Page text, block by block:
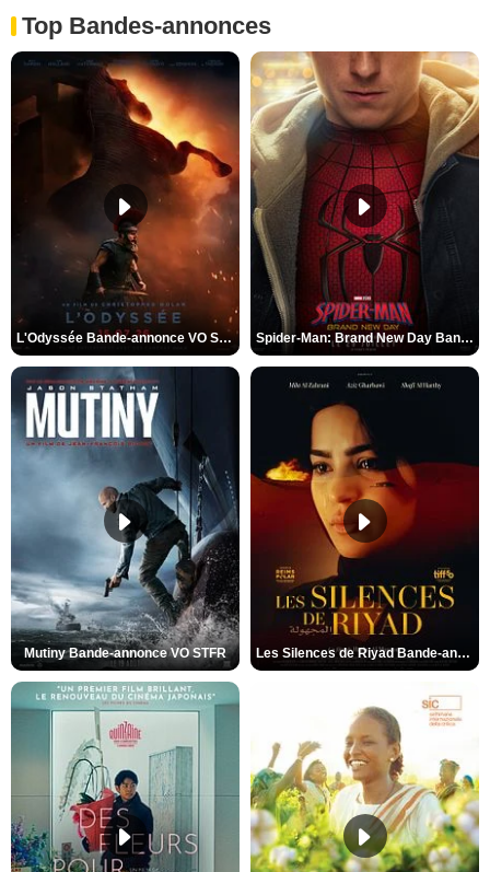
Top Bandes-annonces
L'Odyssée Bande-annonce VO STFR Spider-Man: Brand New Day Bande-annonce VO STFR
Mutiny Bande-annonce VO STFR Les Silences de Riyad Bande-annonce VO STFR